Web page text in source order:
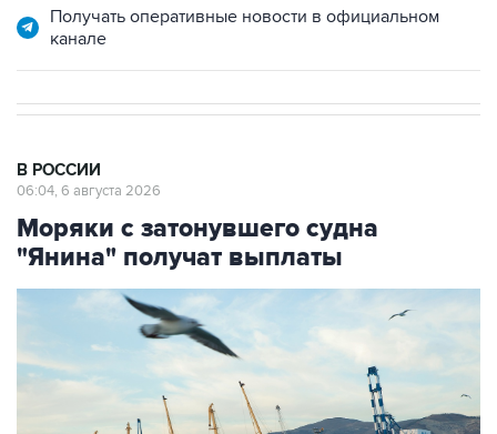
Получать оперативные новости в официальном
канале
В РОССИИ
06:04, 6 августа 2026
Моряки с затонувшего судна
"Янина" получат выплаты